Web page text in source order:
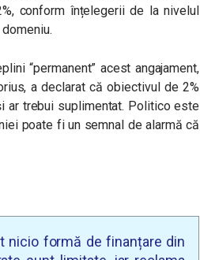
conform înțelegerii de la nivelul
“permanent” acest angajament,
a declarat că obiectivul de 2%
ar trebui suplimentat. Politico este
poate fi un semnal de alarmă că
nicio formă de finanțare din